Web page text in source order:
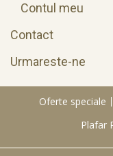
Contul meu
Contact
Urmareste-ne
Oferte speciale
Plafar